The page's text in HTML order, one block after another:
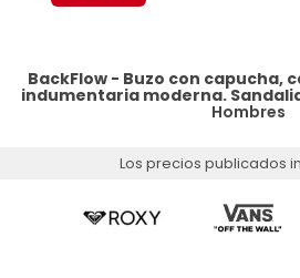
BackFlow - Buzo con capucha,
indumentaria moderna.
Hombres
Los precios publicados